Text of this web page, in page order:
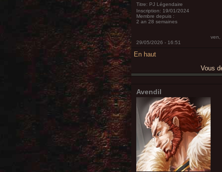
Titre: PJ Légendaire
Inscription: 19/01/2024
Membre depuis :
2 an 28 semaines
ven,
29/05/2026 - 16:51
En haut
Vous
Avendil